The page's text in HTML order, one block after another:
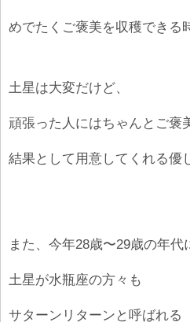
めでたくご褒美を収穫できる
土星は大変だけど、
頑張った人にはちゃんとご褒
結果として用意してくれる優
また、今年28歳〜29歳の年代
土星が水瓶座の方々も
サターンリターンと呼ばれる